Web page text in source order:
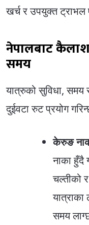
खर्च र उपयुक्त ट्राभल
नेपालबाट
समय
यात्रुको सुविधा, समय
दुईवटा रुट प्रयोग
केरुङ
नाका हुँदै
चल्तीको
यात्राका
समय